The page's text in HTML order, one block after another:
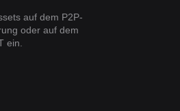
auf dem P2P-
oder auf dem
ein.